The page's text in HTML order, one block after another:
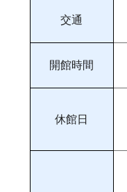
交通
開館時間
休館日